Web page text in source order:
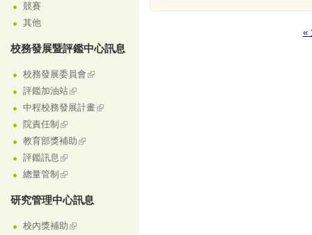
競賽
其他
校務發展暨評鑑中心訊息
校務發展委員會
評鑑加油站
中程校務發展計畫
院責任制
教育部獎補助
評鑑訊息
總量管制
研究管理中心訊息
校內獎補助
«